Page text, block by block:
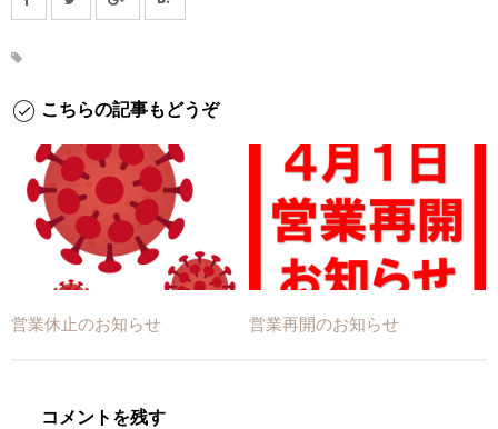
こちらの記事もどうぞ
営業休止のお知らせ 営業再開のお知らせ
コメントを残す